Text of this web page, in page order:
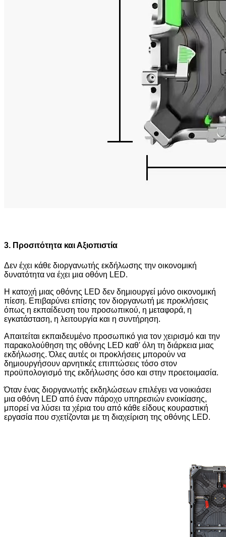
3. Προσιτότητα και Αξιοπιστία
Δεν έχει κάθε διοργανωτής εκδήλωσης την οικονομική
δυνατότητα να έχει μια οθόνη LED.
Η κατοχή μιας οθόνης LED δεν δημιουργεί μόνο οικονομική
πίεση. Επιβαρύνει επίσης τον διοργανωτή με προκλήσεις
όπως η εκπαίδευση του προσωπικού, η μεταφορά, η
εγκατάσταση, η λειτουργία και η συντήρηση.
Απαιτείται εκπαιδευμένο προσωπικό για τον χειρισμό και την
παρακολούθηση της οθόνης LED καθ' όλη τη διάρκεια μιας
εκδήλωσης. Όλες αυτές οι προκλήσεις μπορούν να
δημιουργήσουν αρνητικές επιπτώσεις τόσο στον
προϋπολογισμό της εκδήλωσης όσο και στην προετοιμασία.
Όταν ένας διοργανωτής εκδηλώσεων επιλέγει να νοικιάσει
μια οθόνη LED από έναν πάροχο υπηρεσιών ενοικίασης,
μπορεί να λύσει τα χέρια του από κάθε είδους κουραστική
εργασία που σχετίζονται με τη διαχείριση της οθόνης LED.